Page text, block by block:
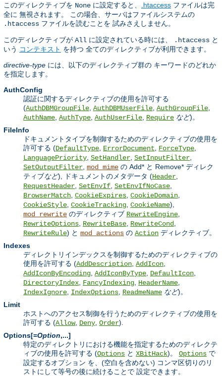
このディレクティブを None に設定すると、 .htaccess ファイルは完
全に 無視されます。 この場合、サーバはファイルシステムの
.htaccess ファイルを読むことを 試みさえしません。
このディレクティブが All に設定されている時には、 .htaccess と
いう コンテキスト を持つ 全てのディレクティブが利用できます。
directive-type には、以下のディレクティブ群の キーワードのどれか
を指定します。
AuthConfig
認証に関するディレクティブの使用を許可する
(AuthDBMGroupFile AuthDBMUserFile AuthGroupFile
AuthName AuthType AuthUserFile Require など)。
FileInfo
ドキュメントタイプを制御するためのディレクティブの使用を
許可する (DefaultType ErrorDocument ForceType
LanguagePriority SetHandler SetInputFilter
SetOutputFilter mod_mime の Add* と Remove* ディレク
ティブなど), ドキュメントのメタデータ (Header
RequestHeader SetEnvIf SetEnvIfNoCase
BrowserMatch CookieExpires CookieDomain
CookieStyle CookieTracking CookieName),
mod_rewrite のディレクティブ RewriteEngine
RewriteOptions RewriteBase RewriteCond
RewriteRule) と mod_actions の Action ディレクティブ。
Indexes
ディレクトリインデックスを制御するためのディレクティブの
使用を許可する (AddDescription AddIcon
AddIconByEncoding AddIconByType DefaultIcon
DirectoryIndex FancyIndexing HeaderName
IndexIgnore IndexOptions ReadmeName など)。
Limit
ホストへのアクセス制御を行うためのディレクティブの使用を
許可する (Allow, Deny Order).
Options[=Option,...]
特定のディレクトリにおける機能を指定するためのディレクテ
ィブの使用を許可する (Options と XBitHack)。 Options で
設定するオプション を、(空白を含めない) コンマ区切りのリ
ストにして等号の後に続けることで 設定できます。